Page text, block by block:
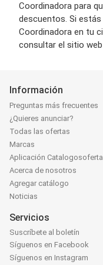
Coordinadora para
descuentos. Si
Coordinadora en tu
consultar el sitio
Información
Preguntas más frecuentes
¿Quieres anunciar?
Todas las ofertas
Marcas
Aplicación
Acerca de nosotros
Agregar catálogo
Noticias
Servicios
Suscríbete al boletín
Síguenos en Facebook
Síguenos en Instagram